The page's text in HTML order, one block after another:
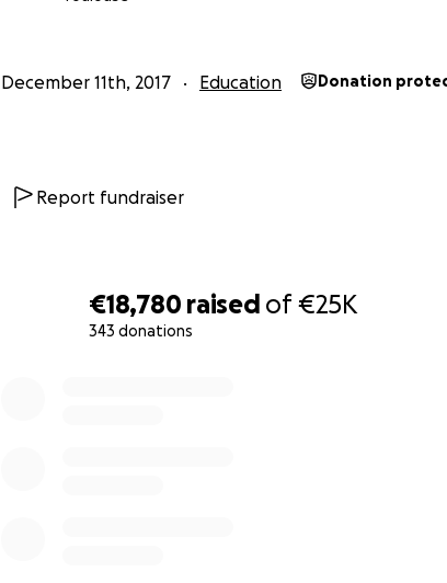
€18,780 raised of€25K
343 donations
parler de science avec les citoyens.
December 11th, 2017 Education Donation
Report fundraiser